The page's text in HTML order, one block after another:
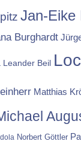
Jan-Eike
Burghardt
Leander Beil
Matthias
Norbert Göttler